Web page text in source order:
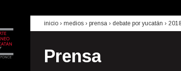
inicio › medios › prensa › debate por yucatán › 2018
Prensa